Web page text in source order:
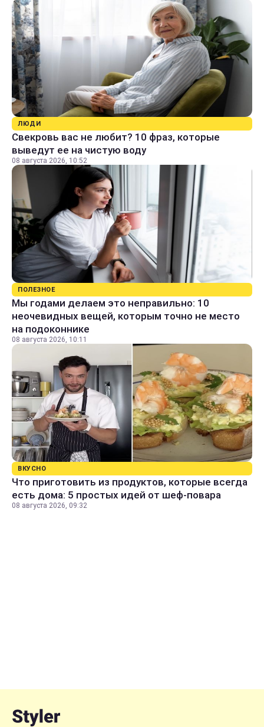
ЛЮДИ
Свекровь вас не любит? 10 фраз, которые
выведут ее на чистую воду
08 августа 2026, 10:52
ПОЛЕЗНОЕ
Мы годами делаем это неправильно: 10
неочевидных вещей, которым точно не место
на подоконнике
08 августа 2026, 10:11
ВКУСНО
Что приготовить из продуктов, которые всегда
есть дома: 5 простых идей от шеф-повара
08 августа 2026, 09:32